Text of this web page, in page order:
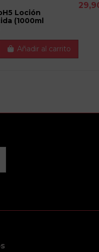
Loción
(1000ml
Añadir al carrito